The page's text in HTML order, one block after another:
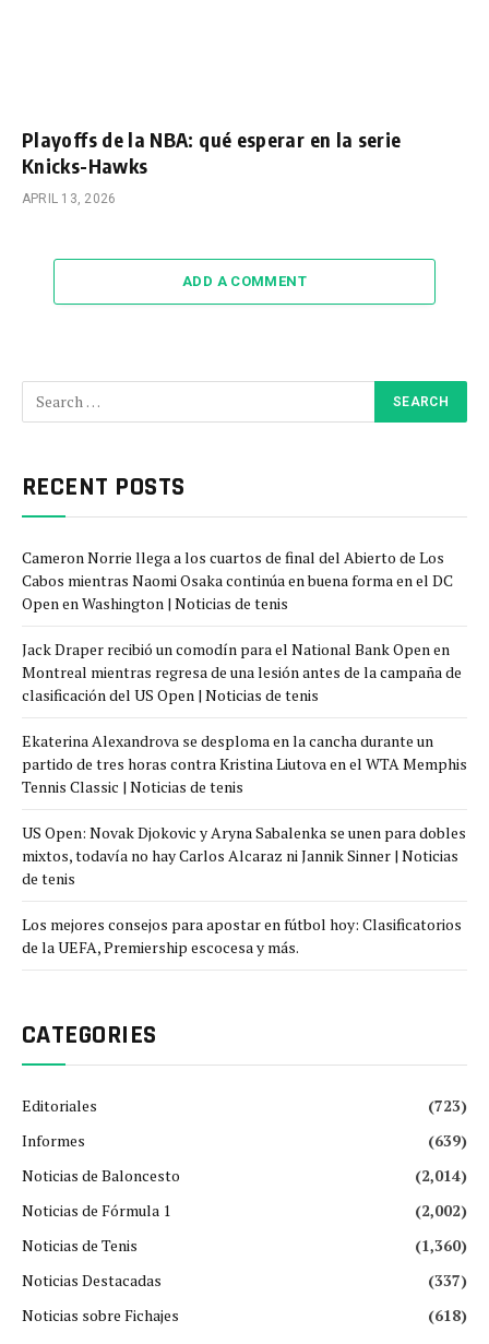
Playoffs de la NBA: qué esperar en la serie
Knicks-Hawks
APRIL 13, 2026
ADD A COMMENT
RECENT POSTS
Cameron Norrie llega a los cuartos de final del Abierto de Los
Cabos mientras Naomi Osaka continúa en buena forma en el DC
Open en Washington | Noticias de tenis
Jack Draper recibió un comodín para el National Bank Open en
Montreal mientras regresa de una lesión antes de la campaña de
clasificación del US Open | Noticias de tenis
Ekaterina Alexandrova se desploma en la cancha durante un
partido de tres horas contra Kristina Liutova en el WTA Memphis
Tennis Classic | Noticias de tenis
US Open: Novak Djokovic y Aryna Sabalenka se unen para dobles
mixtos, todavía no hay Carlos Alcaraz ni Jannik Sinner | Noticias
de tenis
Los mejores consejos para apostar en fútbol hoy: Clasificatorios
de la UEFA, Premiership escocesa y más.
CATEGORIES
Editoriales
(723)
Informes
(639)
Noticias de Baloncesto
(2,014)
Noticias de Fórmula 1
(2,002)
Noticias de Tenis
(1,360)
Noticias Destacadas
(337)
Noticias sobre Fichajes
(618)